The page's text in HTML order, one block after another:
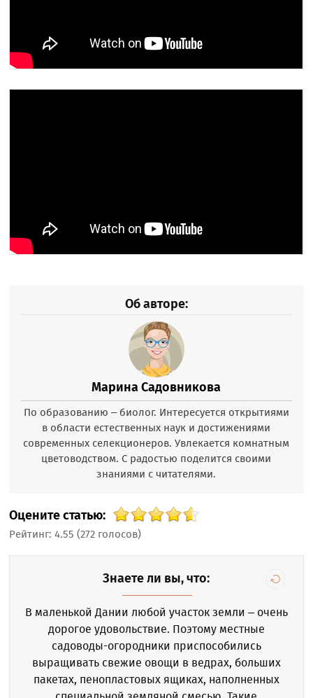
Об авторе:
Марина Садовникова
По образованию – биолог. Интересуется открытиями
в области естественных наук и достижениями
современных селекционеров. Увлекается комнатным
цветоводством. С радостью поделится своими
знаниями с читателями.
Оцените статью:
Рейтинг:4.55 (272 голосов)
Знаете ли вы, что:
В маленькой Дании любой участок земли – очень
дорогое удовольствие. Поэтому местные
садоводы-огородники приспособились
выращивать свежие овощи в ведрах, больших
пакетах, пенопластовых ящиках, наполненных